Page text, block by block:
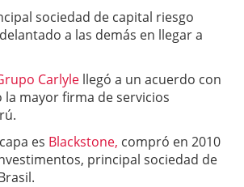
sociedad de capital riesgo
a las demás en llegar a
Carlyle llegó a un acuerdo con
la mayor firma de servicios
es Blackstone, compró en 2010
principal sociedad de